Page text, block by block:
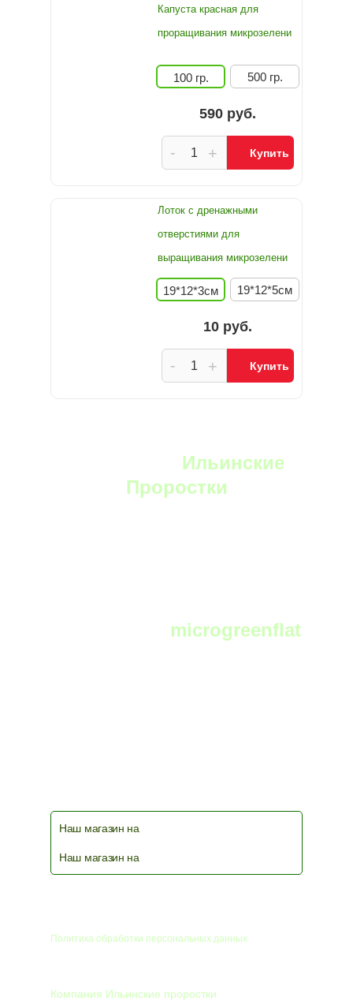
Капуста красная для
проращивания микрозелени
100 гр. 500 гр.
590 руб.
+
- Купить
Лоток с дренажными
отверстиями для
выращивания микрозелени
19*12*3см 19*12*5см
10 руб.
+
- Купить
Ильинские
Проростки
microgreenflat
Наш магазин на
Наш магазин на
Политика обработки персональных данных
Компания Ильинские проростки